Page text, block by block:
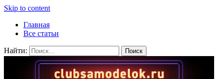
Skip to content
Главная
Все статьи
Найти: